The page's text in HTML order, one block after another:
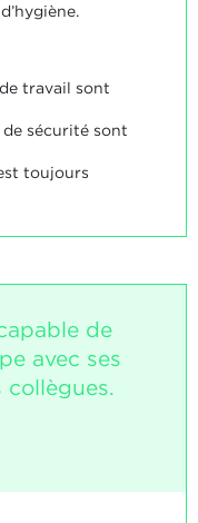
travail sont
de sécurité sont
toujours
de
avec ses
collègues.